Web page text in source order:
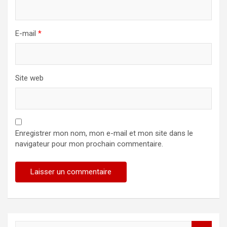
E-mail *
Site web
Enregistrer mon nom, mon e-mail et mon site dans le
navigateur pour mon prochain commentaire.